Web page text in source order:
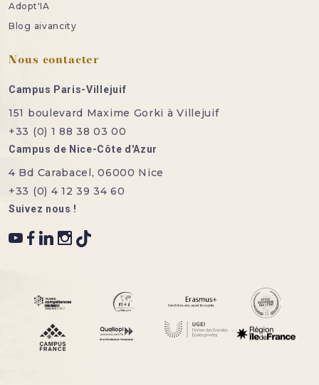
Adopt'IA
Blog aivancity
Nous contacter
Campus Paris-Villejuif
151 boulevard Maxime Gorki à Villejuif
+33 (0) 1 88 38 03 00
Campus de Nice-Côte d'Azur
4 Bd Carabacel, 06000 Nice
+33 (0) 4 12 39 34 60
Suivez nous !